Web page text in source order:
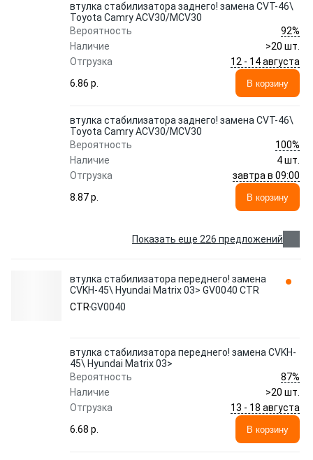
втулка стабилизатора заднего! замена CVT-46\
Toyota Camry ACV30/MCV30
Вероятность
92%
Наличие
>20 шт.
Отгрузка
12 - 14 августа
6.86 p.
В корзину
втулка стабилизатора заднего! замена CVT-46\
Toyota Camry ACV30/MCV30
Вероятность
100%
Наличие
4 шт.
Отгрузка
завтра в 09:00
8.87 p.
В корзину
Показать еще 226 предложений
втулка стабилизатора переднего! замена
CVKH-45\ Hyundai Matrix 03> GV0040 CTR
CTRGV0040
втулка стабилизатора переднего! замена CVKH-
45\ Hyundai Matrix 03>
Вероятность
87%
Наличие
>20 шт.
Отгрузка
13 - 18 августа
6.68 p.
В корзину